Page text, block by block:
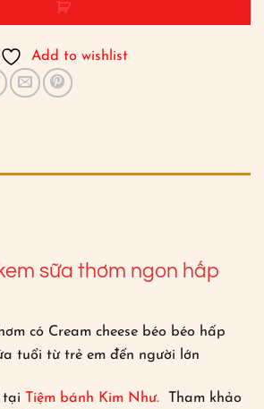
Add to wishlist
sữa thơm ngon hấp
có Cream cheese béo béo hấp
tuổi từ trẻ em đến người lớn
tại Tiệm bánh Kim Như.
Tham khảo